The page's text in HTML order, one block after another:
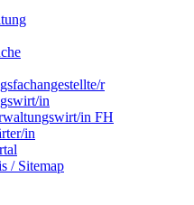
r
in
in FH
in
/ Sitemap